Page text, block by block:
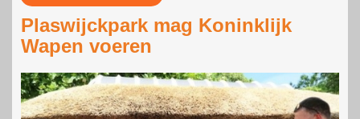
Plaswijckpark mag Koninklijk
Wapen voeren